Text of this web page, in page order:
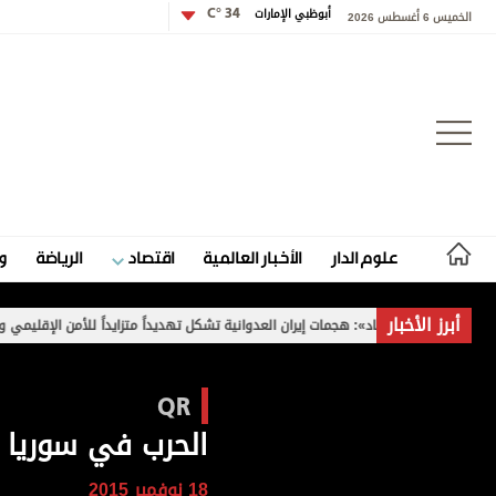
الخميس 6 أغسطس 2026 أبوظبي الإمارات 34 °C
علوم الدار الأخبار العالمية اقتصاد الرياضة
علوم الدار
أبرز الأخبار
«الاتحاد»: هجمات إيران العدوانية تشكل تهديداً متزايداً للأمن الإقليمي والدولي
QR
الحرب في سوريا